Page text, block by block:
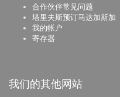
合作伙伴常见问题
塔里夫斯预订马达加斯加
我的帐户
寄存器
我们的其他网站